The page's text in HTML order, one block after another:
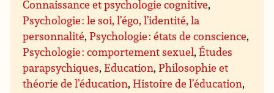
Connaissance et psychologie cognitive,
Psychologie : le soi, l’égo, l’identité, la
personnalité,Psychologie : états de conscience,
Psychologie : comportement sexuel,Études
parapsychiques,Education,Philosophie et
théorie de l’éducation,Histoire de l’éducation,